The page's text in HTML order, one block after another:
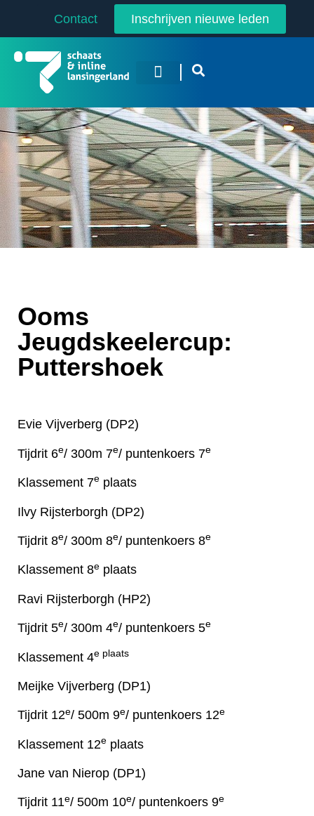
Inschrijven nieuwe leden
Contact
Ooms
Jeugdskeelercup:
Puttershoek
Evie Vijverberg (DP2)
Tijdrit 6e/ 300m 7e/ puntenkoers 7e
Klassement 7e plaats
Ilvy Rijsterborgh (DP2)
Tijdrit 8e/ 300m 8e/ puntenkoers 8e
Klassement 8e plaats
Ravi Rijsterborgh (HP2)
Tijdrit 5e/ 300m 4e/ puntenkoers 5e
Klassement 4e plaats
Meijke Vijverberg (DP1)
Tijdrit 12e/ 500m 9e/ puntenkoers 12e
Klassement 12e plaats
Jane van Nierop (DP1)
Tijdrit 11e/ 500m 10e/ puntenkoers 9e